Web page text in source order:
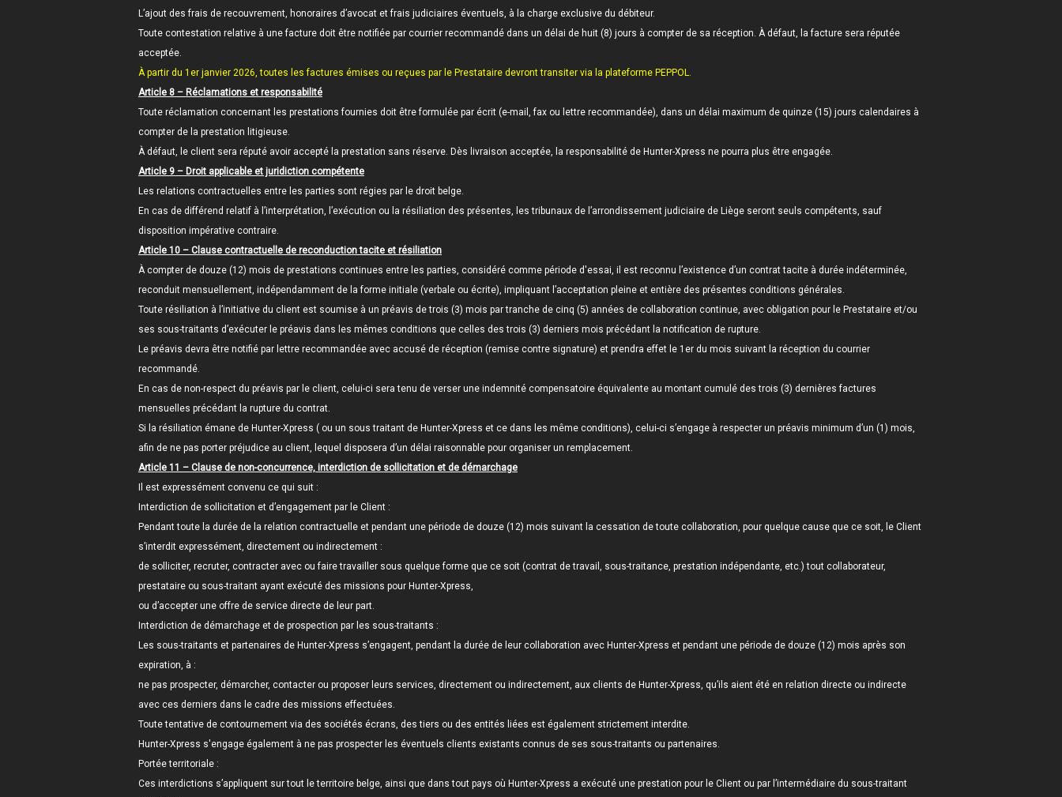
L’ajout des frais de recouvrement, honoraires d’avocat et frais judiciaires éventuels, à la charge exclusive du débiteur.
Toute contestation relative à une facture doit être notifiée par courrier recommandé dans un délai de huit (8) jours à compter de sa réception. À défaut, la facture sera réputée
acceptée.
À partir du 1er janvier 2026, toutes les factures émises ou reçues par le Prestataire devront transiter via la plateforme PEPPOL.
Article 8 – Réclamations et responsabilité
Toute réclamation concernant les prestations fournies doit être formulée par écrit (e-mail, fax ou lettre recommandée), dans un délai maximum de quinze (15) jours calendaires à
compter de la prestation litigieuse.
À défaut, le client sera réputé avoir accepté la prestation sans réserve. Dès livraison acceptée, la responsabilité de Hunter-Xpress ne pourra plus être engagée.
Article 9 – Droit applicable et juridiction compétente
Les relations contractuelles entre les parties sont régies par le droit belge.
En cas de différend relatif à l’interprétation, l’exécution ou la résiliation des présentes, les tribunaux de l’arrondissement judiciaire de Liège seront seuls compétents, sauf
disposition impérative contraire.
Article 10 – Clause contractuelle de reconduction tacite et résiliation
À compter de douze (12) mois de prestations continues entre les parties, considéré comme période d'essai, il est reconnu l’existence d’un contrat tacite à durée indéterminée,
reconduit mensuellement, indépendamment de la forme initiale (verbale ou écrite), impliquant l’acceptation pleine et entière des présentes conditions générales.
Toute résiliation à l’initiative du client est soumise à un préavis de trois (3) mois par tranche de cinq (5) années de collaboration continue, avec obligation pour le Prestataire et/ou
ses sous-traitants d’exécuter le préavis dans les mêmes conditions que celles des trois (3) derniers mois précédant la notification de rupture.
Le préavis devra être notifié par lettre recommandée avec accusé de réception (remise contre signature) et prendra effet le 1er du mois suivant la réception du courrier
recommandé.
En cas de non-respect du préavis par le client, celui-ci sera tenu de verser une indemnité compensatoire équivalente au montant cumulé des trois (3) dernières factures
mensuelles précédant la rupture du contrat.
Si la résiliation émane de Hunter-Xpress ( ou un sous traitant de Hunter-Xpress et ce dans les même conditions), celui-ci s’engage à respecter un préavis minimum d’un (1) mois,
afin de ne pas porter préjudice au client, lequel disposera d’un délai raisonnable pour organiser un remplacement.
Article 11 – Clause de non-concurrence, interdiction de sollicitation et de démarchage
Il est expressément convenu ce qui suit :
Interdiction de sollicitation et d’engagement par le Client :
Pendant toute la durée de la relation contractuelle et pendant une période de douze (12) mois suivant la cessation de toute collaboration, pour quelque cause que ce soit, le Client
s’interdit expressément, directement ou indirectement :
de solliciter, recruter, contracter avec ou faire travailler sous quelque forme que ce soit (contrat de travail, sous-traitance, prestation indépendante, etc.) tout collaborateur,
prestataire ou sous-traitant ayant exécuté des missions pour Hunter-Xpress,
ou d’accepter une offre de service directe de leur part.
Interdiction de démarchage et de prospection par les sous-traitants :
Les sous-traitants et partenaires de Hunter-Xpress s’engagent, pendant la durée de leur collaboration avec Hunter-Xpress et pendant une période de douze (12) mois après son
expiration, à :
ne pas prospecter, démarcher, contacter ou proposer leurs services, directement ou indirectement, aux clients de Hunter-Xpress, qu’ils aient été en relation directe ou indirecte
avec ces derniers dans le cadre des missions effectuées.
Toute tentative de contournement via des sociétés écrans, des tiers ou des entités liées est également strictement interdite.
Hunter-Xpress s'engage également à ne pas prospecter les éventuels clients existants connus de ses sous-traitants ou partenaires.
Portée territoriale :
Ces interdictions s’appliquent sur tout le territoire belge, ainsi que dans tout pays où Hunter-Xpress a exécuté une prestation pour le Client ou par l’intermédiaire du sous-traitant